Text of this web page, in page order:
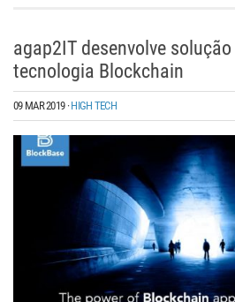
agap2IT desenvolve
tecnologia Blockchain
09 MAR 2019·HIGH TECH